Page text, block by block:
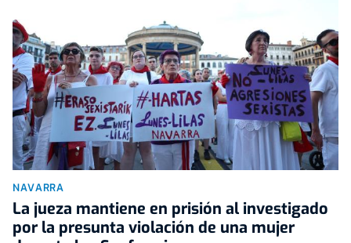
NAVARRA
La jueza mantiene en prisión al investigado
por la presunta violación de una mujer